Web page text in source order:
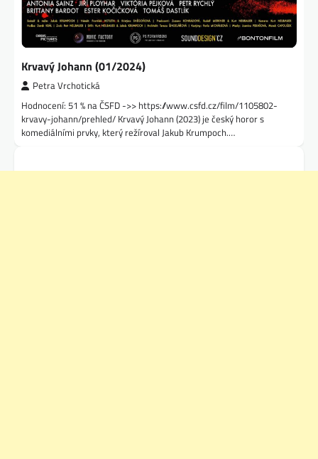
Krvavý Johann (01/2024)
Petra Vrchotická
Hodnocení: 51 % na ČSFD ->> https://www.csfd.cz/film/1105802-
krvavy-johann/prehled/ Krvavý Johann (2023) je český horor s
komediálními prvky, který režíroval Jakub Krumpoch.…